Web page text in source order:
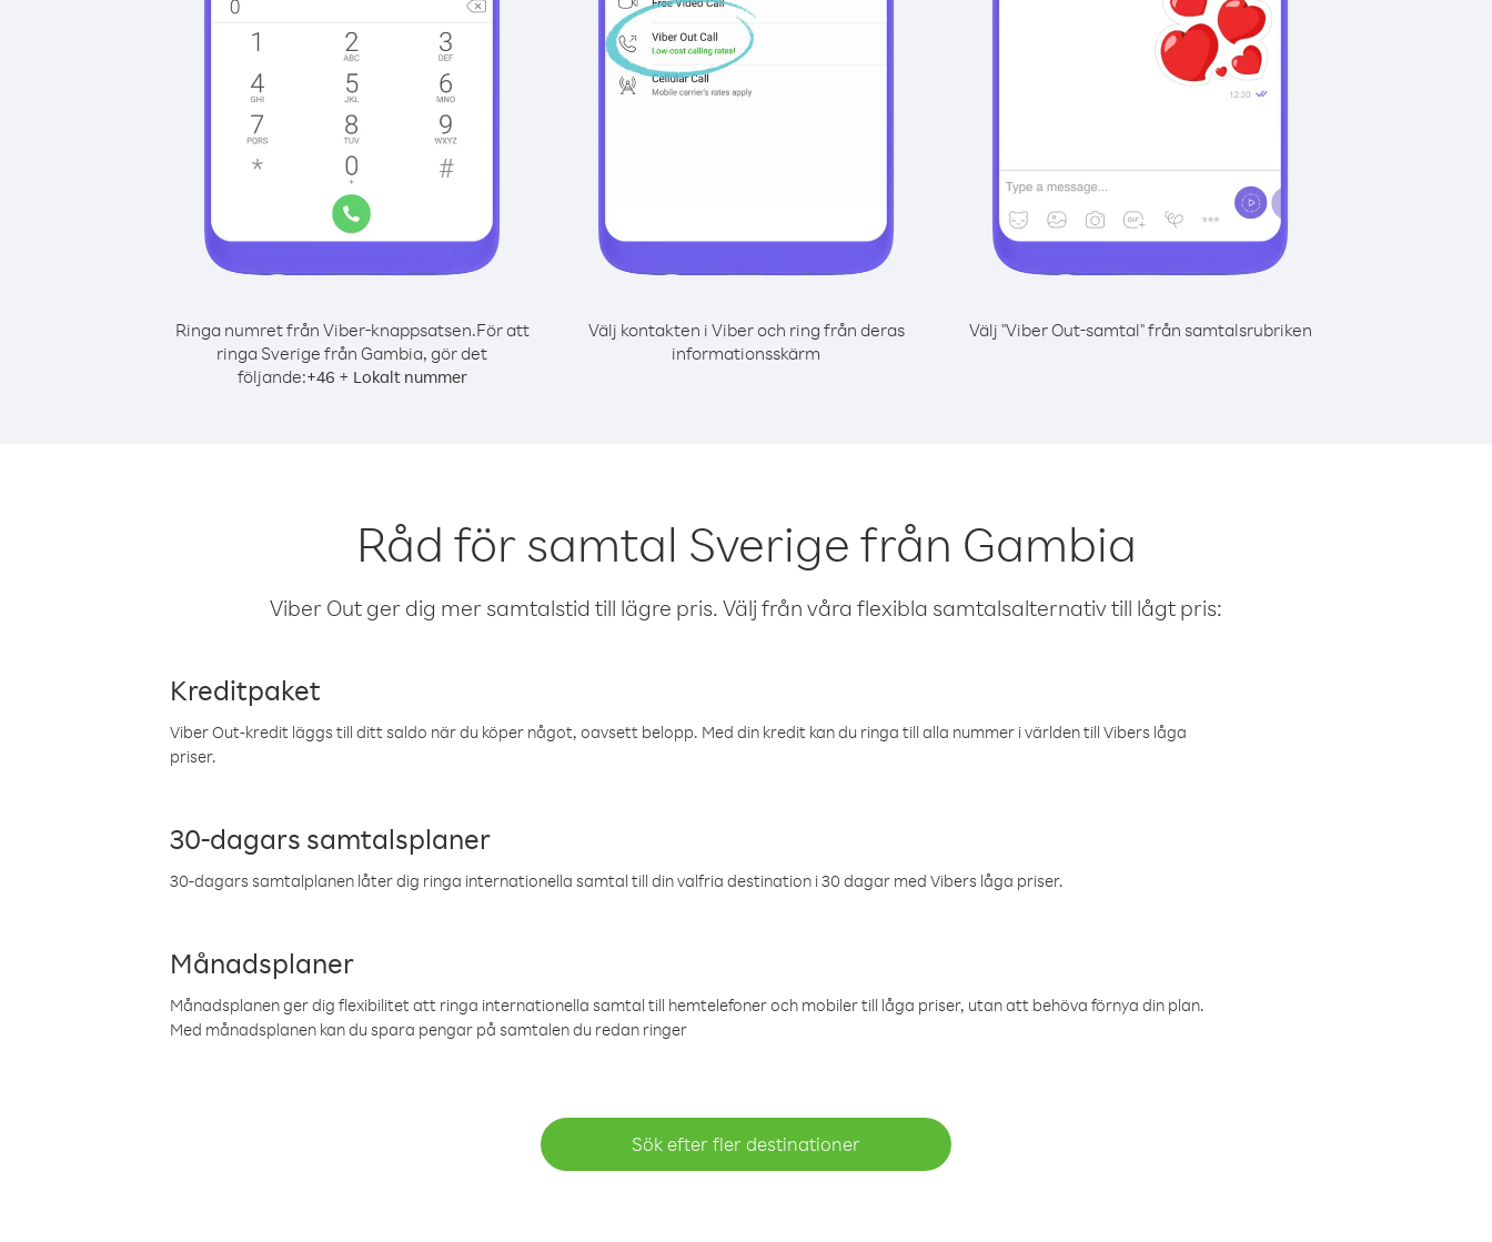
Ringa numret från Viber-knappsatsen.För att
ringa Sverige från Gambia, gör det
följande:+46 + Lokalt nummer
Välj kontakten i Viber och ring från deras
informationsskärm
Välj "Viber Out-samtal" från samtalsrubriken
Råd för samtal Sverige från Gambia
Viber Out ger dig mer samtalstid till lägre pris. Välj från våra flexibla samtalsalternativ till lågt pris:
Kreditpaket
Viber Out-kredit läggs till ditt saldo när du köper något, oavsett belopp. Med din kredit kan du ringa till alla nummer i världen till Vibers låga
priser.
30-dagars samtalsplaner
30-dagars samtalplanen låter dig ringa internationella samtal till din valfria destination i 30 dagar med Vibers låga priser.
Månadsplaner
Månadsplanen ger dig flexibilitet att ringa internationella samtal till hemtelefoner och mobiler till låga priser, utan att behöva förnya din plan.
Med månadsplanen kan du spara pengar på samtalen du redan ringer
Sök efter fler destinationer